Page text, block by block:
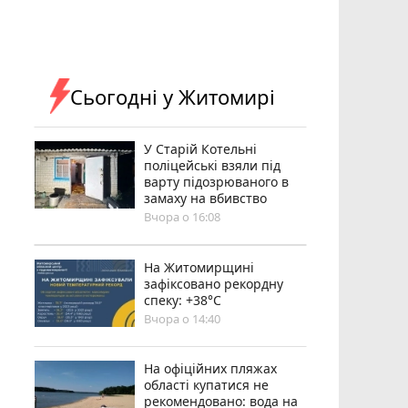
Сьогодні у Житомирі
У Старій Котельні
поліцейські взяли під
варту підозрюваного в
замаху на вбивство
Вчора о 16:08
Н️а Житомирщині
зафіксовано рекордну
спеку: +38°C
Вчора о 14:40
На офіційних пляжах
області купатися не
рекомендовано: вода на